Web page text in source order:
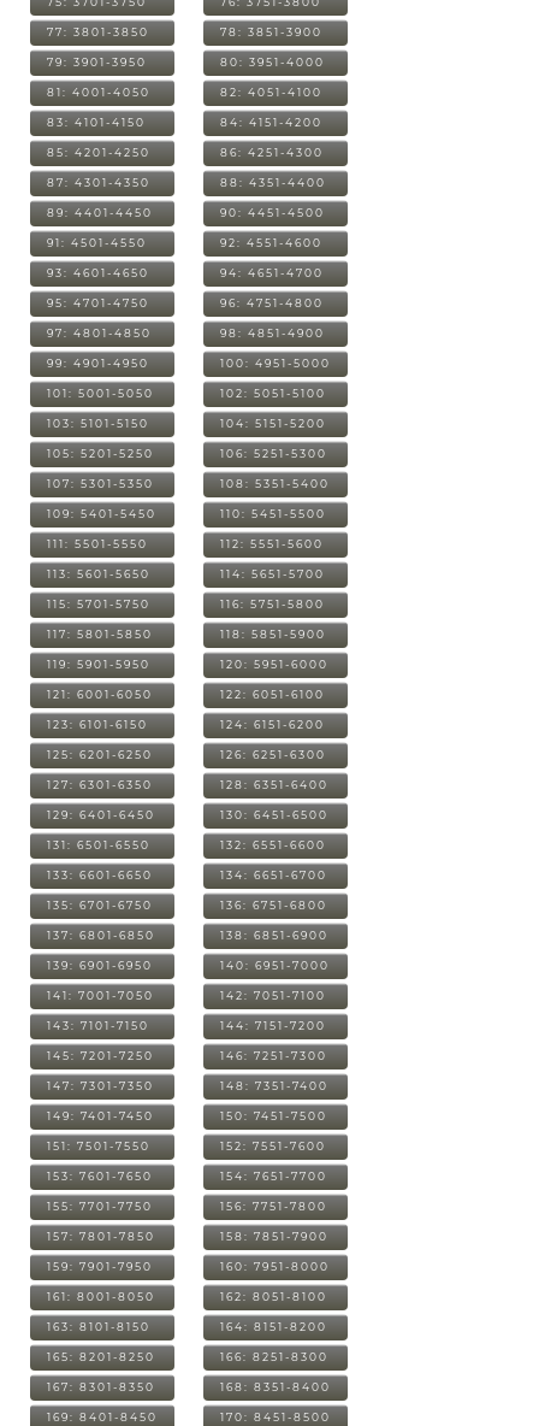
77: 3801-3850 78: 3851-3900
79: 3901-3950 80: 3951-4000
81: 4001-4050 82: 4051-4100
83: 4101-4150 84: 4151-4200
85: 4201-4250 86: 4251-4300
87: 4301-4350 88: 4351-4400
89: 4401-4450 90: 4451-4500
91: 4501-4550 92: 4551-4600
93: 4601-4650 94: 4651-4700
95: 4701-4750 96: 4751-4800
97: 4801-4850 98: 4851-4900
99: 4901-4950 100: 4951-5000
101: 5001-5050 102: 5051-5100
103: 5101-5150 104: 5151-5200
105: 5201-5250 106: 5251-5300
107: 5301-5350 108: 5351-5400
109: 5401-5450 110: 5451-5500
111: 5501-5550 112: 5551-5600
113: 5601-5650 114: 5651-5700
115: 5701-5750 116: 5751-5800
117: 5801-5850 118: 5851-5900
119: 5901-5950 120: 5951-6000
121: 6001-6050 122: 6051-6100
123: 6101-6150 124: 6151-6200
125: 6201-6250 126: 6251-6300
127: 6301-6350 128: 6351-6400
129: 6401-6450 130: 6451-6500
131: 6501-6550 132: 6551-6600
133: 6601-6650 134: 6651-6700
135: 6701-6750 136: 6751-6800
137: 6801-6850 138: 6851-6900
139: 6901-6950 140: 6951-7000
141: 7001-7050 142: 7051-7100
143: 7101-7150 144: 7151-7200
145: 7201-7250 146: 7251-7300
147: 7301-7350 148: 7351-7400
149: 7401-7450 150: 7451-7500
151: 7501-7550 152: 7551-7600
153: 7601-7650 154: 7651-7700
155: 7701-7750 156: 7751-7800
157: 7801-7850 158: 7851-7900
159: 7901-7950 160: 7951-8000
161: 8001-8050 162: 8051-8100
163: 8101-8150 164: 8151-8200
165: 8201-8250 166: 8251-8300
167: 8301-8350 168: 8351-8400
169: 8401-8450 170: 8451-8500